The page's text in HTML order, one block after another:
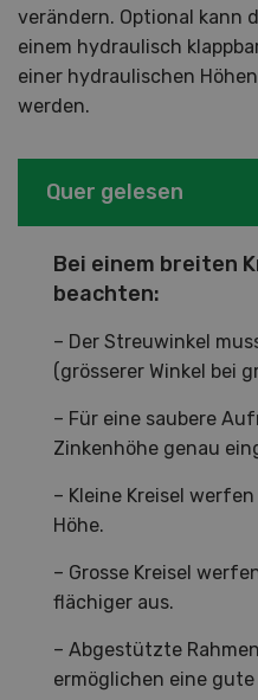
verändern. Optional kann
einem hydraulisch
einer hydraulischen
werden.
Quer gelesen
Bei einem breiten
beachten:
– Der Streuwinkel
(grösserer Winkel bei
– Für eine saubere
Zinkenhöhe genau
– Kleine Kreisel
Höhe.
– Grosse Kreisel
flächiger aus.
– Abgestützte
ermöglichen eine